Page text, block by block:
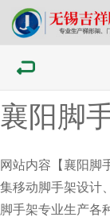
襄阳脚
网站内容【襄阳
集移动脚手架设计
脚手架专业生产各